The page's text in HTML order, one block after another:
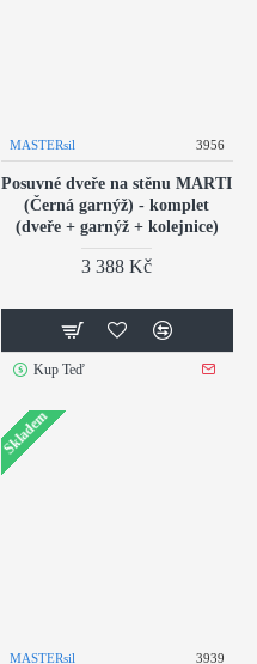
MASTERsil 3956
Posuvné dveře na stěnu MARTI
(Černá garnýž) - komplet
(dveře + garnýž + kolejnice)
3 388 Kč
Kup Teď
Skladem
MASTERsil 3939